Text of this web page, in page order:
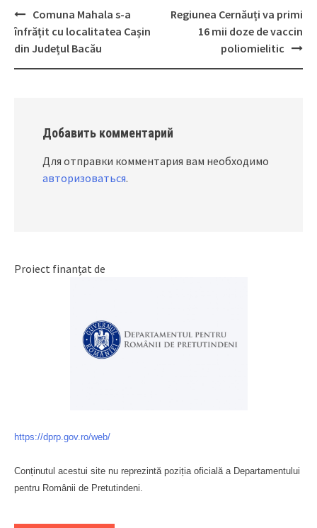
Post
navigation
Comuna Mahala s-a
înfrățit cu localitatea Cașin
din Județul Bacău
Regiunea Cernăuți va primi
16 mii doze de vaccin
poliomielitic
Добавить комментарий
Для отправки комментария вам необходимо
авторизоваться.
Proiect finanțat de
https://dprp.gov.ro/web/
Conținutul acestui site nu reprezintă poziția oficială a Departamentului
pentru Românii de Pretutindeni.